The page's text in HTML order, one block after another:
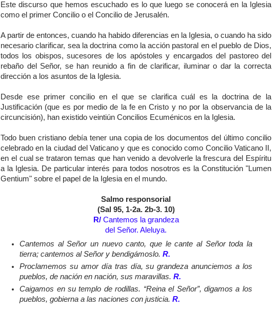
Este discurso que hemos escuchado es lo que luego se conocerá en la Iglesia
como el primer Concilio o el Concilio de Jerusalén.
A partir de entonces, cuando ha habido diferencias en la Iglesia, o cuando ha sido
necesario clarificar, sea la doctrina como la acción pastoral en el pueblo de Dios,
todos los obispos, sucesores de los apóstoles y encargados del pastoreo del
rebaño del Señor, se han reunido a fin de clarificar, iluminar o dar la correcta
dirección a los asuntos de la Iglesia.
Desde ese primer concilio en el que se clarifica cuál es la doctrina de la
Justificación (que es por medio de la fe en Cristo y no por la observancia de la
circuncisión), han existido veintiún Concilios Ecuménicos en la Iglesia.
Todo buen cristiano debía tener una copia de los documentos del último concilio
celebrado en la ciudad del Vaticano y que es conocido como Concilio Vaticano II,
en el cual se trataron temas que han venido a devolverle la frescura del Espíritu
a la Iglesia. De particular interés para todos nosotros es la Constitución "Lumen
Gentium" sobre el papel de la Iglesia en el mundo.
Salmo responsorial
(Sal 95, 1-2a. 2b-3. 10)
R/Cantemos la grandeza
del Señor. Aleluya.
Cantemos al Señor un nuevo canto, que le cante al Señor toda la
tierra; cantemos al Señor y bendigámoslo.R.
Proclamemos su amor día tras día, su grandeza anunciemos a los
pueblos, de nación en nación, sus maravillas.R.
Caigamos en su templo de rodillas. “Reina el Señor”, digamos a los
pueblos, gobierna a las naciones con justicia.R.